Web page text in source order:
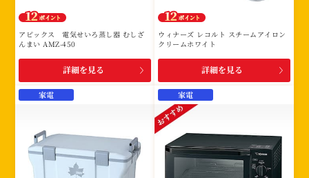
アピックス 電気せいろ蒸し器 むしざ
んまい AMZ-450
詳細を見る
ウィナーズ レコルト スチームアイロン
クリームホワイト
詳細を見る
家電 家電